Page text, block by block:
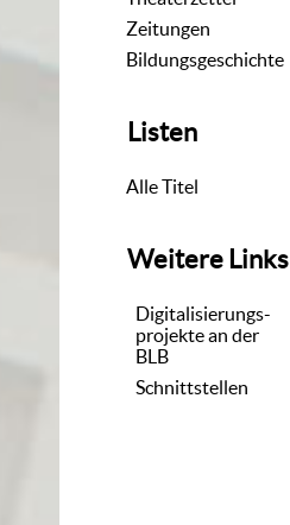
Zeitungen
Bildungsgeschichte
Listen
Alle Titel
Weitere Links
Digitalisierungs-
projekte an der
BLB
Schnittstellen